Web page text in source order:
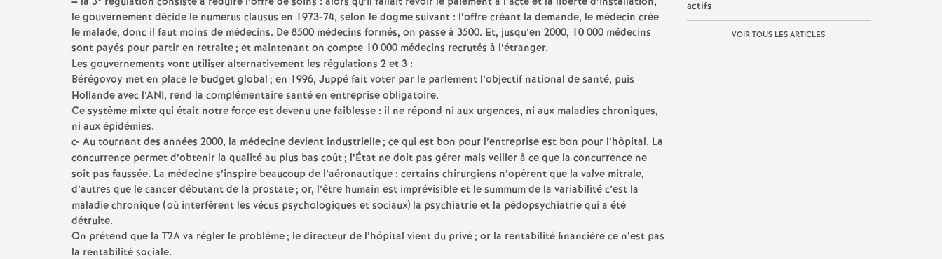
n
e
m
e
n
t
s
le gouvernement décide le numerus clausus en 1973-74, selon le dogme suivant : l’offre créant la demande, le médecin crée
le malade, donc il faut moins de médecins. De 8500 médecins formés, on passe à 3500. Et, jusqu’en 2000, 10 000 médecins
sont payés pour partir en retraite; et maintenant on compte 10 000 médecins recrutés à l’étranger.
Les gouvernements vont utiliser alternativement les régulations 2 et 3 :
Bérégovoy met en place le budget global; en 1996, Juppé fait voter par le parlement l’objectif national de santé, puis
Hollande avec l’ANI, rend la complémentaire santé en entreprise obligatoire.
Ce système mixte qui était notre force est devenu une faiblesse : il ne répond ni aux urgences, ni aux maladies chroniques,
ni aux épidémies.
c- Au tournant des années 2000, la médecine devient industrielle; ce qui est bon pour l’entreprise est bon pour l’hôpital. La
concurrence permet d’obtenir la qualité au plus bas coût; l’État ne doit pas gérer mais veiller à ce que la concurrence ne
soit pas faussée. La médecine s’inspire beaucoup de l’aéronautique : certains chirurgiens n’opèrent que la valve mitrale,
d’autres que le cancer débutant de la prostate; or, l’être humain est imprévisible et le summum de la variabilité c’est la
maladie chronique (où interfèrent les vécus psychologiques et sociaux) la psychiatrie et la pédopsychiatrie qui a été
détruite.
On prétend que la T2A va régler le problème; le directeur de l’hôpital vient du privé; or la rentabilité financière ce n’est pas
la rentabilité sociale.
actifs
VOIR TOUS LES ARTICLES